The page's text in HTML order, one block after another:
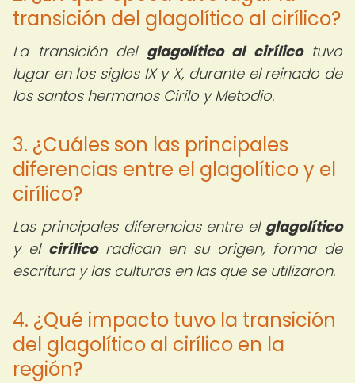
transición del glagolítico al cirílico?
La transición del glagolítico al cirílicotuvo
lugar en los siglos IX y X, durante el reinado de
los santos hermanos Cirilo y Metodio.
3. ¿Cuáles son las principales
diferencias entre el glagolítico y el
cirílico?
Las principales diferencias entre el glagolítico
y el cirílicoradican en su origen, forma de
escritura y las culturas en las que se utilizaron.
4. ¿Qué impacto tuvo la transición
del glagolítico al cirílico en la
región?